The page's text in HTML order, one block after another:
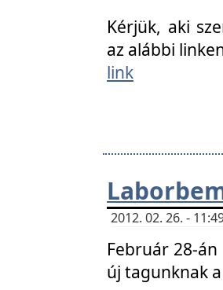
Kérjük, aki
az alábbi
link
2012. 02. 26. -
Február 28-
új tagunknak